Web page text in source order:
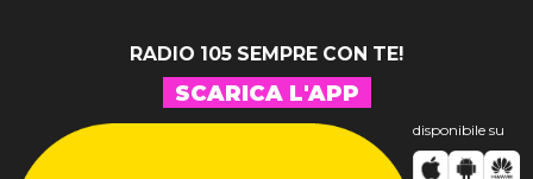
RADIO 105 SEMPRE CON TE!
SCARICA L'APP
disponibile su